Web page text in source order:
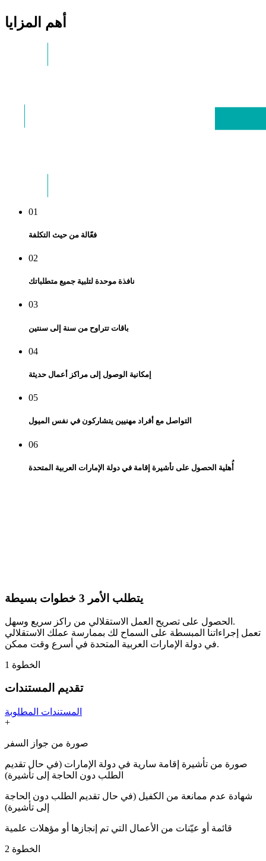
أهم المزايا
01
فعّالة من حيث التكلفة
02
نافذة موحدة لتلبية جميع متطلباتك
03
باقات تتراوح من سنة إلى سنتين
04
إمكانية الوصول إلى مراكز أعمال حديثة
05
التواصل مع أفراد مهنيين يتشاركون في نفس الميول
06
أُهلية الحصول على تأشيرة إقامة في دولة الإمارات العربية المتحدة
يتطلب الأمر 3 خطوات بسيطة
الحصول على تصريح العمل الاستقلالي من راكز سريع وسهل.
تعمل إجراءاتنا المبسطة على السماح لك بممارسة عملك الاستقلالي
في دولة الإمارات العربية المتحدة في أسرع وقت ممكن.
الخطوة 1
تقديم المستندات
المستندات المطلوبة
+
صورة من جواز السفر
صورة من تأشيرة إقامة سارية في دولة الإمارات (في حال تقديم
الطلب دون الحاجة إلى تأشيرة)
شهادة عدم ممانعة من الكفيل (في حال تقديم الطلب دون الحاجة
إلى تأشيرة)
قائمة أو عيّنات من الأعمال التي تم إنجازها أو مؤهلات علمية
الخطوة 2